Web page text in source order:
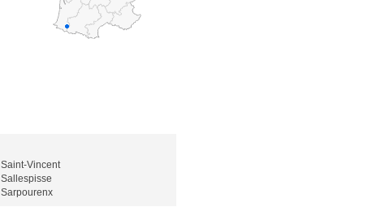
Saint-Vincent
Sallespisse
Sarpourenx